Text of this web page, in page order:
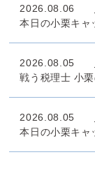
2026.08.06
2026.08.05
2026.08.05